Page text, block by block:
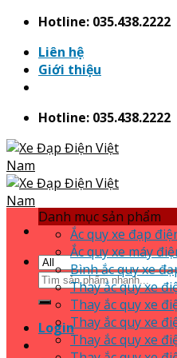
Skip
content
Hotline: 035.438.2222
Liên hệ
Giới thiệu
Hotline: 035.438.2222
Search
for:
Login
Danh mục sản phẩm
Ắc quy xe đạp
Ắc quy xe máy
Bình ắc quy xe
Thay ắc quy xe
Thay ắc quy xe
Thay ắc quy xe
Thay ắc quy xe